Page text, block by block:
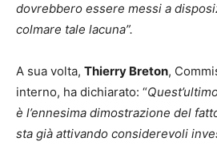
dovrebbero essere messi a
colmare tale lacuna”.
A sua volta, Thierry Breton,
interno, ha dichiarato: “
è l’ennesima dimostrazione del
sta già attivando considerevoli